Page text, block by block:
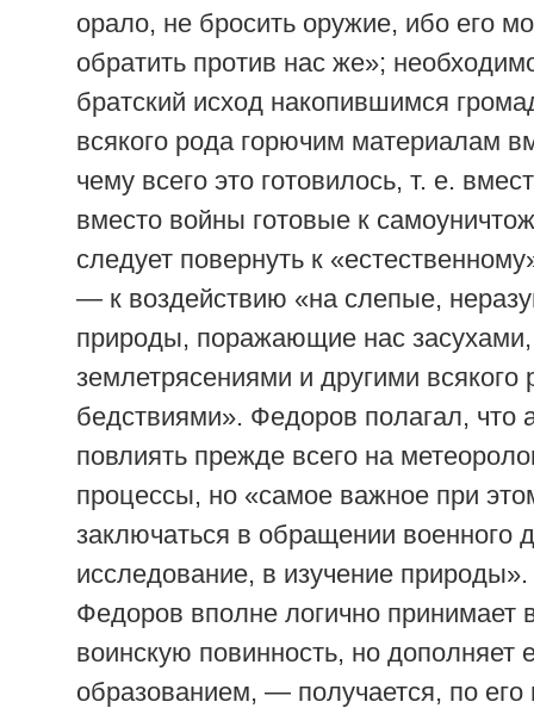
орало, не бросить оружие, ибо его
обратить против нас же»;
братский исход накопившимся
всякого рода горючим материалам
чему всего это готовилось, т. е.
вместо войны готовые к
следует повернуть к
— к воздействию «на слепые,
природы, поражающие нас
землетрясениями и другими всякого
бедствиями». Федоров полагал, что
повлиять прежде всего на
процессы, но «самое важное при
заключаться в обращении военного
исследование, в изучение
Федоров вполне логично принимает
воинскую повинность, но дополняет
образованием, — получается, по